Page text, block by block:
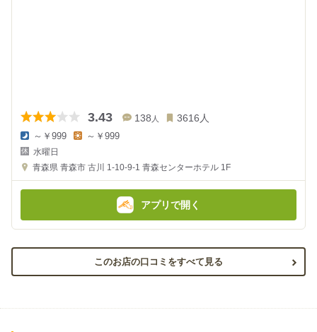
3.43 138 人 3616人
夜
の
金
～￥999
金
額
～￥999
水曜日
青森県 青森市 古川 1-10-9-1 青森センターホテル 1F
アプリで開く
このお店の口コミをすべて見る